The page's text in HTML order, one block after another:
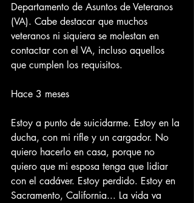
Departamento de Asuntos de Veteranos
(VA). Cabe destacar que muchos
veteranos ni siquiera se molestan en
contactar con el VA, incluso aquellos
que cumplen los requisitos.
Hace 3 meses
Estoy a punto de suicidarme. Estoy en la
ducha, con mi rifle y un cargador. No
quiero hacerlo en casa, porque no
quiero que mi esposa tenga que lidiar
con el cadáver. Estoy perdido. Estoy en
Sacramento, California... La vida va